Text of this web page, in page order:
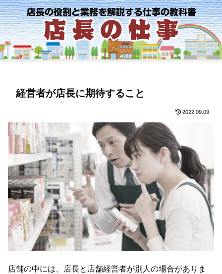
経営者が店長に期待すること
2022.09.09
店舗の中には、店長と店舗経営者が別人の場合がありま